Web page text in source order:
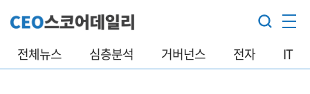
전체뉴스 심층분석 거버넌스 전자 IT